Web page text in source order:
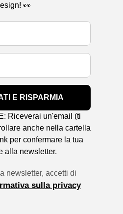
👀
E RISPARMIA
Riceverai un'email (ti
anche nella cartella
per confermare la tua
alla newsletter.
newsletter, accetti di
sulla privacy